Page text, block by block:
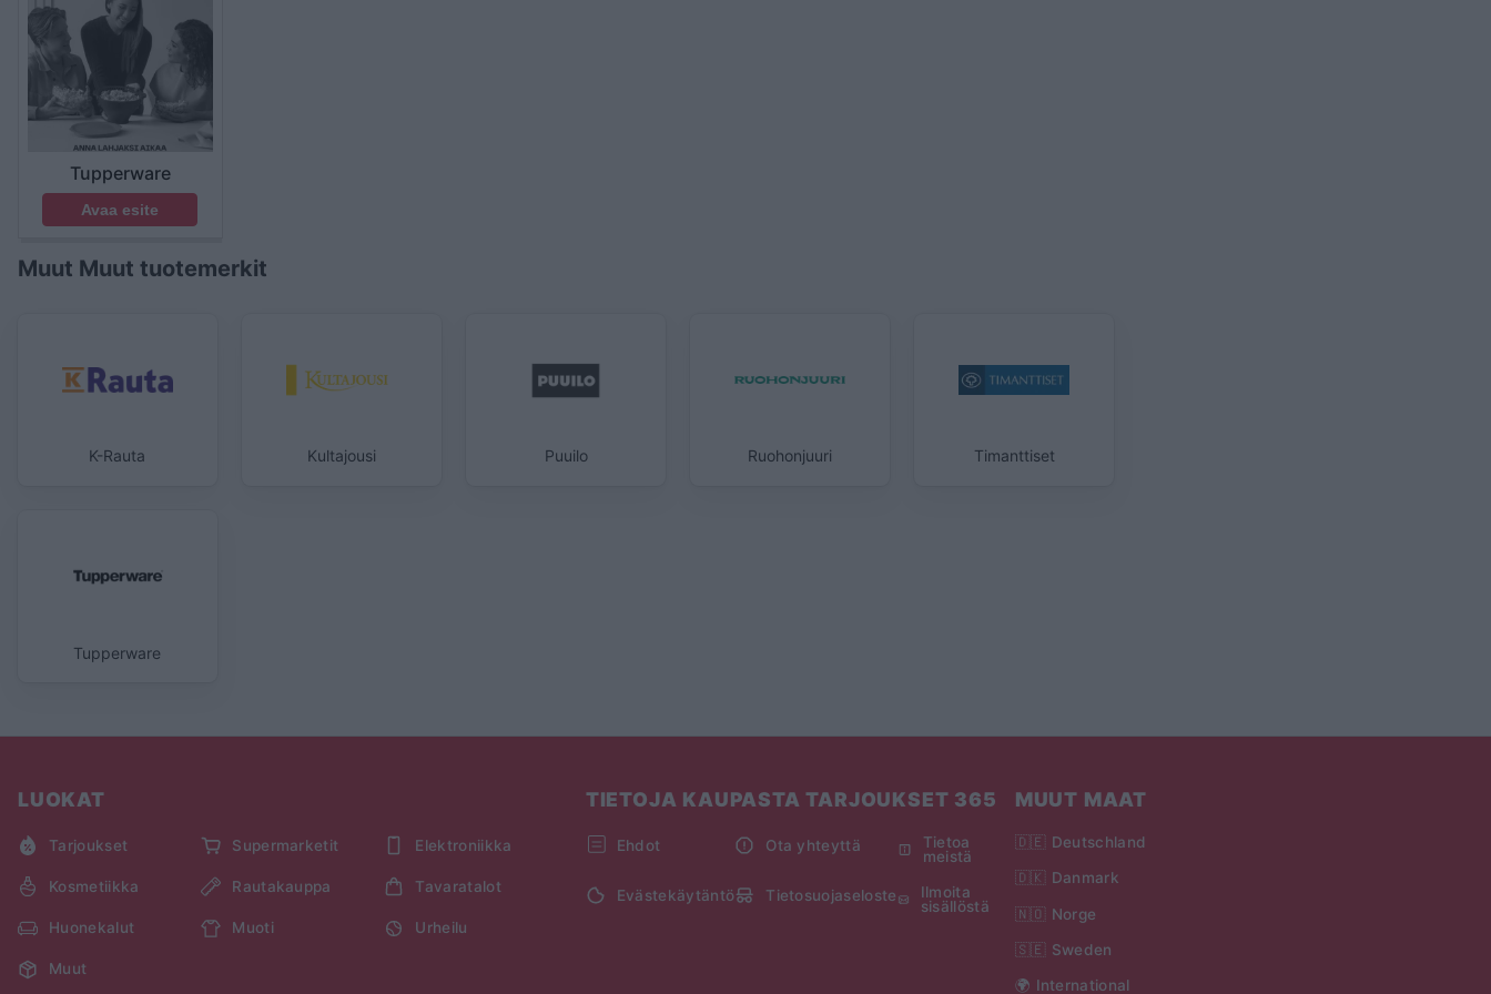
Tupperware
Avaa esite
Muut Muut tuotemerkit
K-Rauta Kultajousi Puuilo Ruohonjuuri Timanttiset
Tupperware
LUOKAT
Tarjoukset Supermarketit Elektroniikka
Kosmetiikka Rautakauppa Tavaratalot
Huonekalut Muoti Urheilu
Muut
TIETOJA KAUPASTA TARJOUKSET 365
Ehdot Ota yhteyttä
Tietoa
meistä
Evästekäytäntö Tietosuojaseloste
Ilmoita
sisällöstä
MUUT MAAT
🇩🇪 Deutschland
🇩🇰 Danmark
🇳🇴 Norge
🇸🇪 Sweden
🌍 International